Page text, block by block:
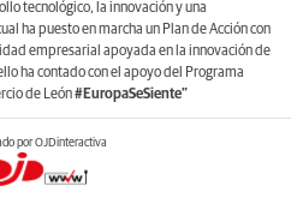
tecnológico, la innovación y una
ha puesto en marcha un Plan de Acción con
empresarial apoyada en la innovación de
ha contado con el apoyo del Programa
de León#EuropaSeSiente”
por OJDinteractiva